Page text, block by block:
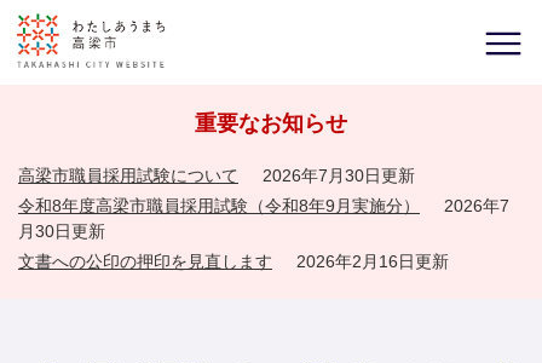
重要なお知らせ
高梁市職員採用試験について
2026年7月30日更新
令和8年度高梁市職員採用試験（令和8年9月実施分）
2026年7
月30日更新
文書への公印の押印を見直します
2026年2月16日更新